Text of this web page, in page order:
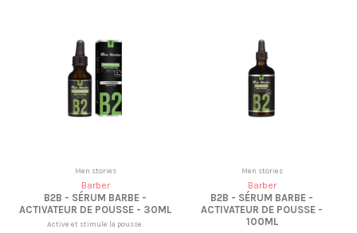
Men stories
Barber
B2B - SÉRUM BARBE -
ACTIVATEUR DE POUSSE - 30ML
Active et stimule la pousse.
Men stories
Barber
B2B - SÉRUM BARBE -
ACTIVATEUR DE POUSSE -
100ML